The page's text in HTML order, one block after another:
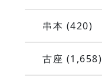
串本 (420)
古座 (1,658)